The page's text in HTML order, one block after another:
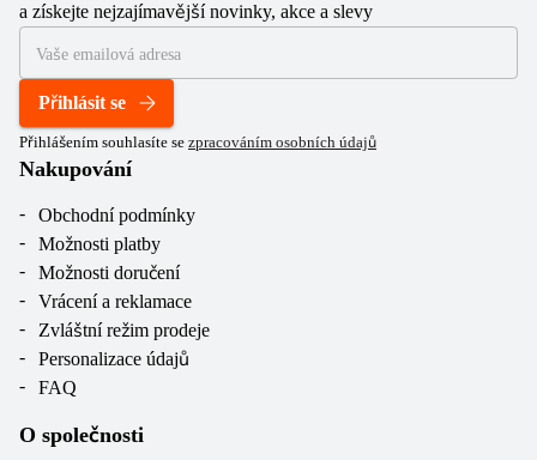
a získejte nejzajímavější novinky, akce a slevy
Přihlásit se
Přihlášením souhlasíte se zpracováním osobních údajů
Nakupování
Obchodní podmínky
Možnosti platby
Možnosti doručení
Vrácení a reklamace
Zvláštní režim prodeje
Personalizace údajů
FAQ
O společnosti